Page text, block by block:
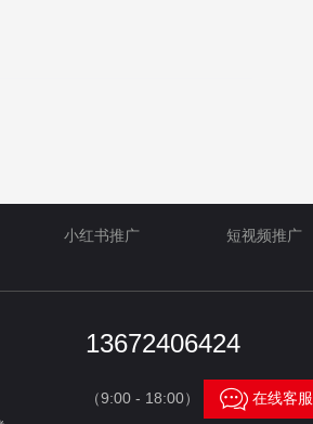
小红书推广 短视频推广
13672406424
（9:00 - 18:00）  在线客服